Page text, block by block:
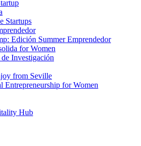
Startups
Edición Summer Emprendedor
for Women
Investigación
from Seville
Entrepreneurship for Women
Hub